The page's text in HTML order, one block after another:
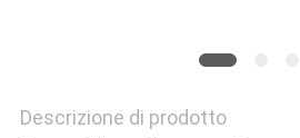
Descrizione di prodotto